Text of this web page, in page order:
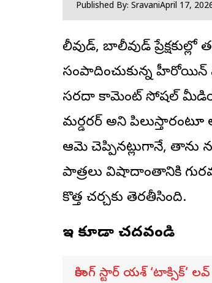
Published By: SravaniApril 17,
టాలీవుడ్, బాలీవుడ్
సంపాదించుకున్న హీరోయిన్
సరదా కామెంట్ సోషల్
మ‌ర్డ‌ర‌ర్ అని
ఆమె చెప్పినట్లుగానే, తాను
పాత్రలు విషాదాంతానికి
కొత్త చర్చకు తెరతీసింది.
ఇవి కూడా చదవండి
రాకింగ్ స్టార్ యశ్